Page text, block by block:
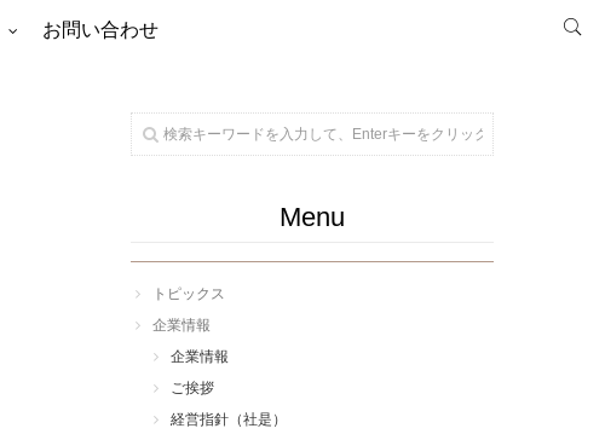
お問い合わせ
Menu
トピックス
企業情報
企業情報
ご挨拶
経営指針（社是）